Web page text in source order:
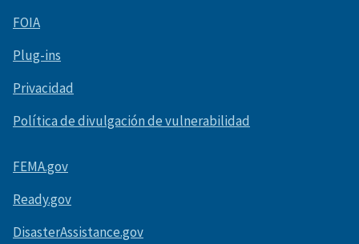
FOIA
Plug-ins
Privacidad
Política de divulgación de vulnerabilidad
FEMA.gov
Ready.gov
DisasterAssistance.gov